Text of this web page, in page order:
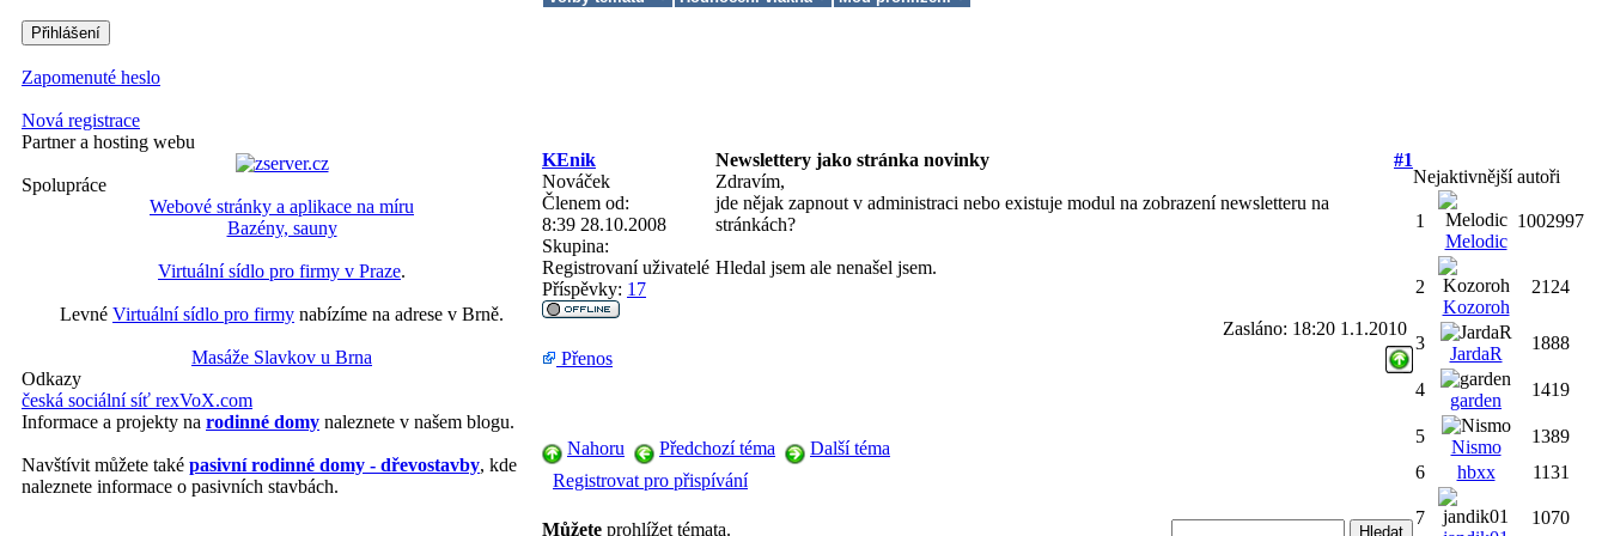
Zapomenuté heslo
Nová registrace
Partner a hosting webu
Spolupráce
Webové stránky a aplikace na míru
Bazény, sauny
Virtuální sídlo pro firmy v Praze.
Levné Virtuální sídlo pro firmy nabízíme na adrese v Brně.
Masáže Slavkov u Brna
Odkazy
česká sociální síť rexVoX.com
Informace a projekty na rodinné domy naleznete v našem blogu.
Navštívit můžete také pasivní rodinné domy - dřevostavby, kde
naleznete informace o pasivních stavbách.
KEnik Newslettery jako stránka novinky
#1
Nováček
Členem od:
8:39 28.10.2008
Skupina:
Registrovaní uživatelé
Příspěvky: 17
Zdravím,
jde nějak zapnout v administraci nebo existuje modul na zobrazení newsletteru na
stránkách?
Hledal jsem ale nenašel jsem.
Zasláno: 18:20 1.1.2010
Přenos
Nahoru Předchozí téma
Další téma
Registrovat pro přispívání
Můžete prohlížet témata.
Nejaktivnější autoři
1
Melodic
1002997
2
Kozoroh
2124
3
JardaR
1888
4
garden
1419
5
Nismo
1389
6
hbxx 1131
7
1070